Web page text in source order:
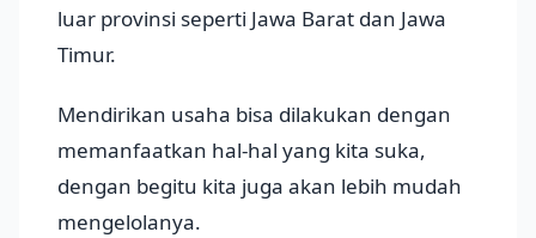
luar provinsi seperti Jawa Barat dan Jawa
Timur.
Mendirikan usaha bisa dilakukan dengan
memanfaatkan hal-hal yang kita suka,
dengan begitu kita juga akan lebih mudah
mengelolanya.